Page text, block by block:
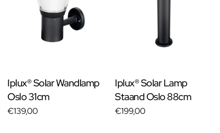
Iplux® Solar Wandlamp
Oslo 31cm
€139,00
Iplux® Solar Lamp
Staand Oslo 88cm
€199,00